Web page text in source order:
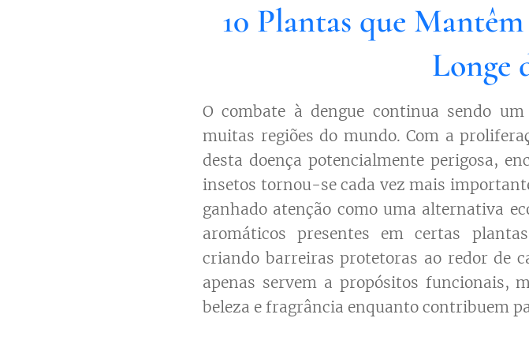
10 Plantas que
Longe
O combate à dengue continua sendo
muitas regiões do mundo. Com a
desta doença potencialmente perigosa,
insetos tornou-se cada vez mais
ganhado atenção como uma alternativa
aromáticos presentes em certas
criando barreiras protetoras ao redor de
apenas servem a propósitos funcionais,
beleza e fragrância enquanto contribuem